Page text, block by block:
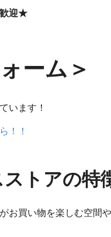
迎★
ーム＞
います！
！！
トアの特
お買い物を楽しむ空間